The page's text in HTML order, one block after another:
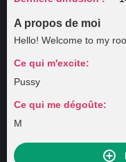
A propos de moi
Hello! Welcome to my
Ce qui m'excite:
Pussy
Ce qui me dégoûte:
M